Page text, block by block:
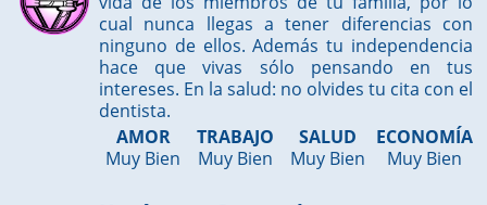
cual nunca llegas a tener diferencias con
ninguno de ellos. Además tu independencia
hace que vivas sólo pensando en tus
intereses. En la salud: no olvides tu cita con el
dentista.
AMOR
Muy Bien
TRABAJO
Muy Bien
SALUD
Muy Bien
ECONOMÍA
Muy Bien